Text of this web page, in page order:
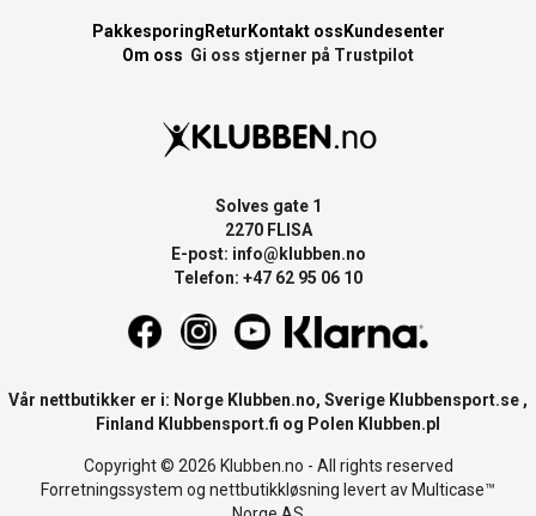
PakkesporingReturKontakt ossKundesenter
Om oss Gi oss stjerner på Trustpilot
Solves gate 1
2270 FLISA
E-post: info@klubben.no
Telefon: +47 62 95 06 10
Vår nettbutikker er i: Norge Klubben.no, Sverige Klubbensport.se ,
Finland Klubbensport.fi og Polen Klubben.pl
Copyright © 2026 Klubben.no - All rights reserved
Forretningssystem og nettbutikkløsning levert av Multicase™